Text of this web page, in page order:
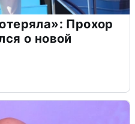
Прохор
о новой